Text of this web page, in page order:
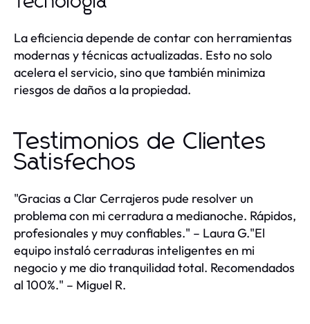
La eficiencia depende de contar con herramientas
modernas y técnicas actualizadas. Esto no solo
acelera el servicio, sino que también minimiza
riesgos de daños a la propiedad.
Testimonios de Clientes
Satisfechos
"Gracias a Clar Cerrajeros pude resolver un
problema con mi cerradura a medianoche. Rápidos,
profesionales y muy confiables." – Laura G."El
equipo instaló cerraduras inteligentes en mi
negocio y me dio tranquilidad total. Recomendados
al 100%." – Miguel R.